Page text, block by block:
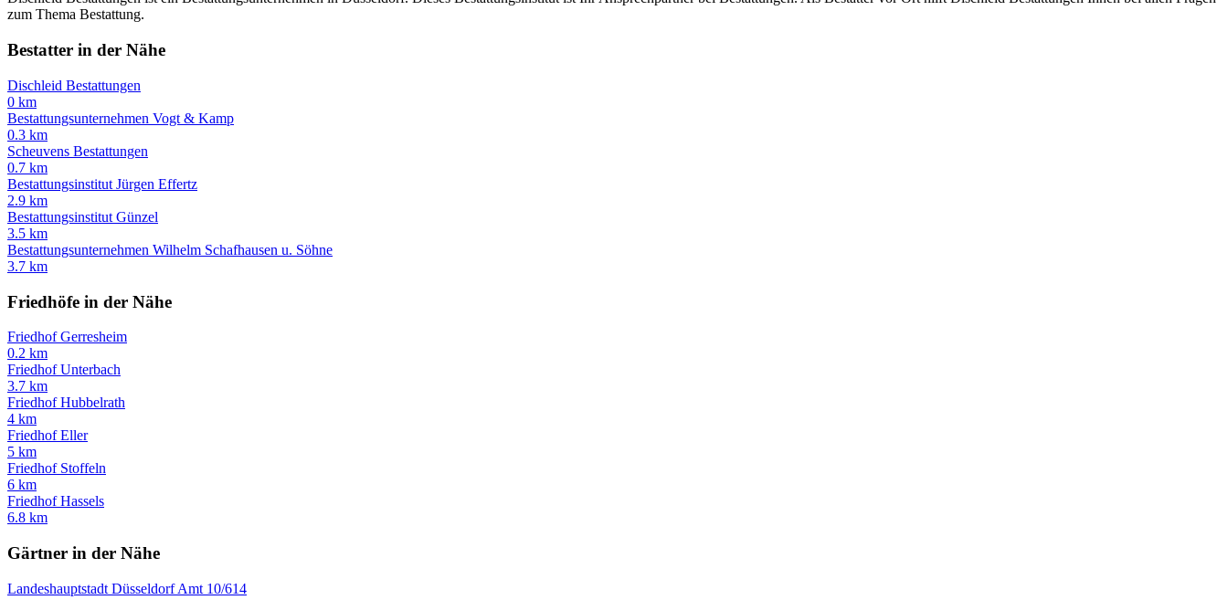
zum Thema Bestattung.
Bestatter in der Nähe
Dischleid Bestattungen
0 km
Bestattungsunternehmen Vogt & Kamp
0.3 km
Scheuvens Bestattungen
0.7 km
Bestattungsinstitut Jürgen Effertz
2.9 km
Bestattungsinstitut Günzel
3.5 km
Bestattungsunternehmen Wilhelm Schafhausen u. Söhne
3.7 km
Friedhöfe in der Nähe
Friedhof Gerresheim
0.2 km
Friedhof Unterbach
3.7 km
Friedhof Hubbelrath
4 km
Friedhof Eller
5 km
Friedhof Stoffeln
6 km
Friedhof Hassels
6.8 km
Gärtner in der Nähe
Landeshauptstadt Düsseldorf Amt 10/614